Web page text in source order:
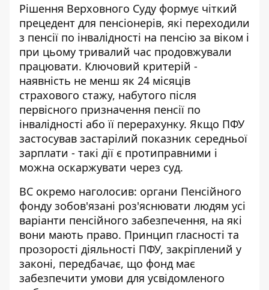
Рішення Верховного Суду формує чіткий
прецедент для пенсіонерів, які переходили
з пенсії по інвалідності на пенсію за віком і
при цьому тривалий час продовжували
працювати. Ключовий критерій -
наявність не менш як 24 місяців
страхового стажу, набутого після
первісного призначення пенсії по
інвалідності або її перерахунку. Якщо ПФУ
застосував застарілий показник середньої
зарплати - такі дії є протиправними і
можна оскаржувати через суд.
ВС окремо наголосив: органи Пенсійного
фонду зобов'язані роз'яснювати людям усі
варіанти пенсійного забезпечення, на які
вони мають право. Принцип гласності та
прозорості діяльності ПФУ, закріплений у
законі, передбачає, що фонд має
забезпечити умови для усвідомленого